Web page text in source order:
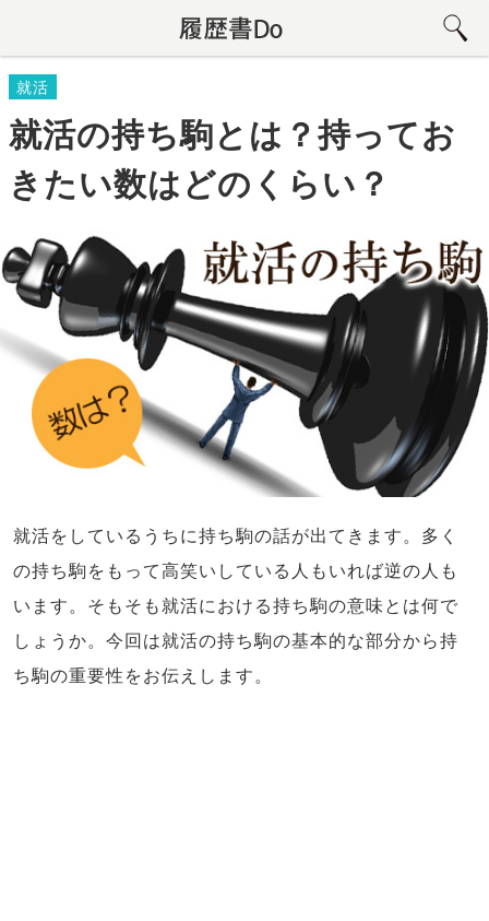
就活
就活の持ち駒とは？持ってお
きたい数はどのくらい？
就活をしているうちに持ち駒の話が出てきます。多く
の持ち駒をもって高笑いしている人もいれば逆の人も
います。そもそも就活における持ち駒の意味とは何で
しょうか。今回は就活の持ち駒の基本的な部分から持
ち駒の重要性をお伝えします。